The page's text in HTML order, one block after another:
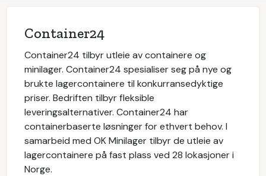
Container24
Container24 tilbyr utleie av containere og
minilager. Container24 spesialiser seg på nye og
brukte lagercontainere til konkurransedyktige
priser. Bedriften tilbyr fleksible
leveringsalternativer. Container24 har
containerbaserte løsninger for ethvert behov. I
samarbeid med OK Minilager tilbyr de utleie av
lagercontainere på fast plass ved 28 lokasjoner i
Norge.